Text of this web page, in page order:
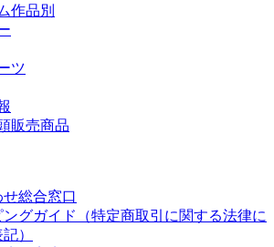
作品別
ツ
販売商品
総合窓口
ングガイド（特定商取引に関する法律に
）